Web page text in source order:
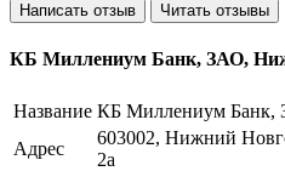
Написать отзыв Читать отзывы
КБ Миллениум Банк, ЗАО,
Название КБ Миллениум Банк,
Адрес
603002, Нижний
2а